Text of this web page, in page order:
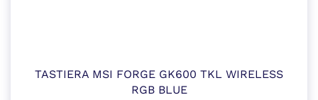
TASTIERA MSI FORGE GK600 TKL WIRELESS
RGB BLUE